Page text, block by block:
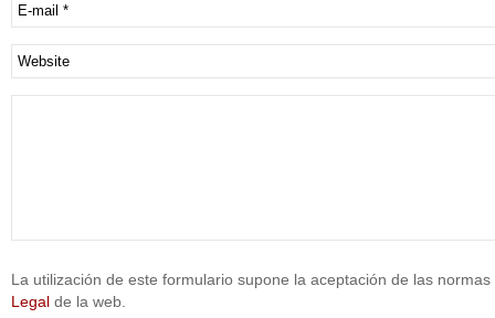
La utilización de este formulario supone la aceptación de las
Legal de la web.